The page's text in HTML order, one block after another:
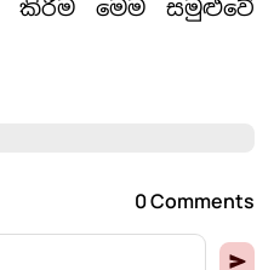
කිරීම මෙම සමුළුවේ
0 Comments